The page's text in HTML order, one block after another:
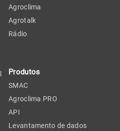
Agroclima
Agrotalk
Rádio
Produtos
SMAC
Agroclima PRO
API
Levantamento de dados